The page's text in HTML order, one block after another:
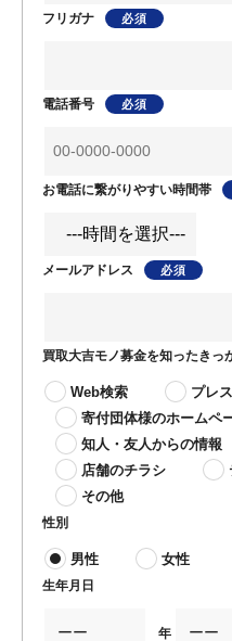
フリガナ
電話番号
お電話に繋がりやすい時間帯
メールアドレス
買取大吉モノ募金を知ったきっ
Web検索
プレ
寄付団体様のホームペ
知人・友人からの情報
店舗のチラシ
その他
性別
男性 女性
生年月日
年